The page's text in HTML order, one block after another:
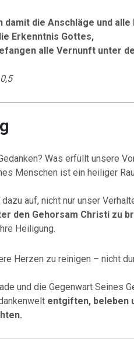
damit die Anschläge und alle
Erkenntnis Gottes,
alle Vernunft unter
Was erfüllt unsere
Menschen ist ein heiliger
auf, nicht nur unser
den Gehorsam Christi zu
Heiligung.
Herzen zu reinigen – nicht
und die Gegenwart Seines
entgiften, beleben